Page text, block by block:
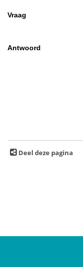
Vraag
Antwoord
Deel deze pagina